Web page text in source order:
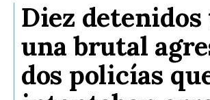
Diez detenidos
una brutal
dos policías